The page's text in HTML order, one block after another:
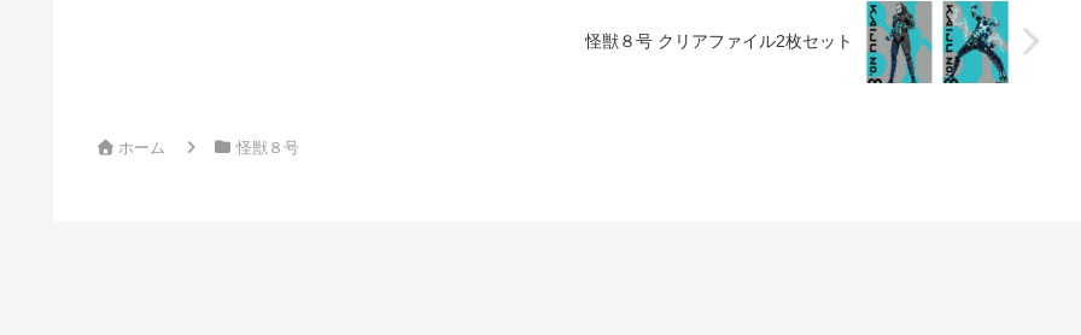
怪獣８号 クリアファイル2枚セット
ホーム 怪獣８号